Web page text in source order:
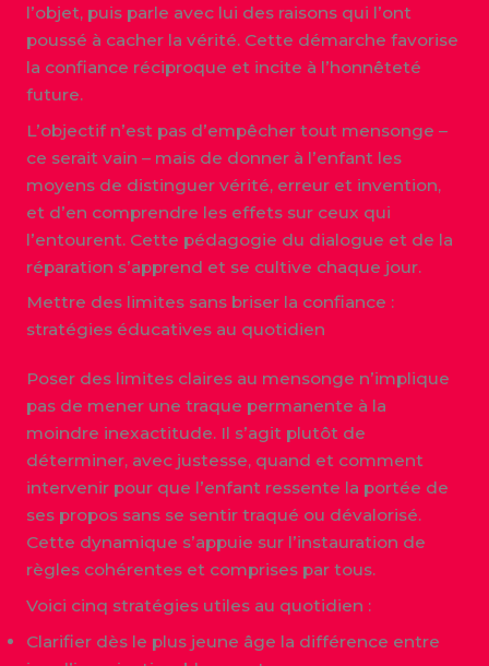
l’objet, puis parle avec lui des raisons qui l’ont
poussé à cacher la vérité. Cette démarche favorise
la confiance réciproque et incite à l’honnêteté
future.
L’objectif n’est pas d’empêcher tout mensonge –
ce serait vain – mais de donner à l’enfant les
moyens de distinguer vérité, erreur et invention,
et d’en comprendre les effets sur ceux qui
l’entourent. Cette pédagogie du dialogue et de la
réparation s’apprend et se cultive chaque jour.
Mettre des limites sans briser la confiance :
stratégies éducatives au quotidien
Poser des limites claires au mensonge n’implique
pas de mener une traque permanente à la
moindre inexactitude. Il s’agit plutôt de
déterminer, avec justesse, quand et comment
intervenir pour que l’enfant ressente la portée de
ses propos sans se sentir traqué ou dévalorisé.
Cette dynamique s’appuie sur l’instauration de
règles cohérentes et comprises par tous.
Voici cinq stratégies utiles au quotidien :
Clarifier dès le plus jeune âge la différence entre